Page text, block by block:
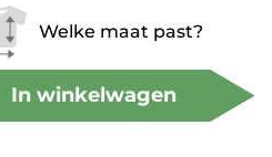
Welke maat past?
In winkelwagen